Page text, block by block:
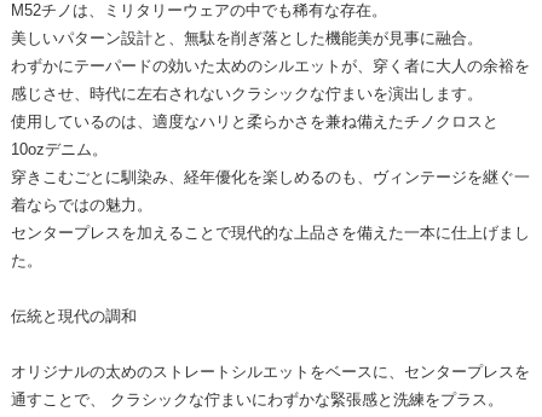
M52チノは、ミリタリーウェアの中でも稀有な存在。
美しいパターン設計と、無駄を削ぎ落とした機能美が見事に融合。
わずかにテーパードの効いた太めのシルエットが、穿く者に大人の余裕を
感じさせ、時代に左右されないクラシックな佇まいを演出します。
使用しているのは、適度なハリと柔らかさを兼ね備えたチノクロスと
10ozデニム。
穿きこむごとに馴染み、経年優化を楽しめるのも、ヴィンテージを継ぐ一
着ならではの魅力。
センタープレスを加えることで現代的な上品さを備えた一本に仕上げまし
た。
伝統と現代の調和
オリジナルの太めのストレートシルエットをベースに、センタープレスを
通すことで、 クラシックな佇まいにわずかな緊張感と洗練をプラス。